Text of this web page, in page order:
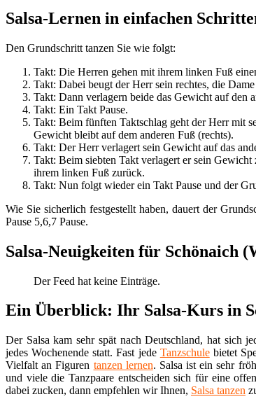
Salsa-Lernen in einfachen
Den Grundschritt tanzen Sie wie folgt:
Takt: Die Herren gehen mit ihrem linken Fuß
Takt: Dabei beugt der Herr sein rechtes, die
Takt: Dann verlagern beide das Gewicht auf den
Takt: Ein Takt Pause.
Takt: Beim fünften Taktschlag geht der Herr mit
Gewicht bleibt auf dem anderen Fuß (rechts).
Takt: Der Herr verlagert sein Gewicht auf das
Takt: Beim siebten Takt verlagert er sein
ihrem linken Fuß zurück.
Takt: Nun folgt wieder ein Takt Pause und der
Wie Sie sicherlich festgestellt haben, dauert der
Pause 5,6,7 Pause.
Salsa-Neuigkeiten für Schönaich
Der Feed hat keine Einträge.
Ein Überblick: Ihr Salsa-Kurs in
Der Salsa kam sehr spät nach Deutschland, hat sich
jedes Wochenende statt. Fast jede Tanzschulebietet
Vielfalt an Figuren tanzen lernen. Salsa ist ein sehr
und viele die Tanzpaare entscheiden sich für eine
dabei zucken, dann empfehlen wir Ihnen, Salsa tanzen